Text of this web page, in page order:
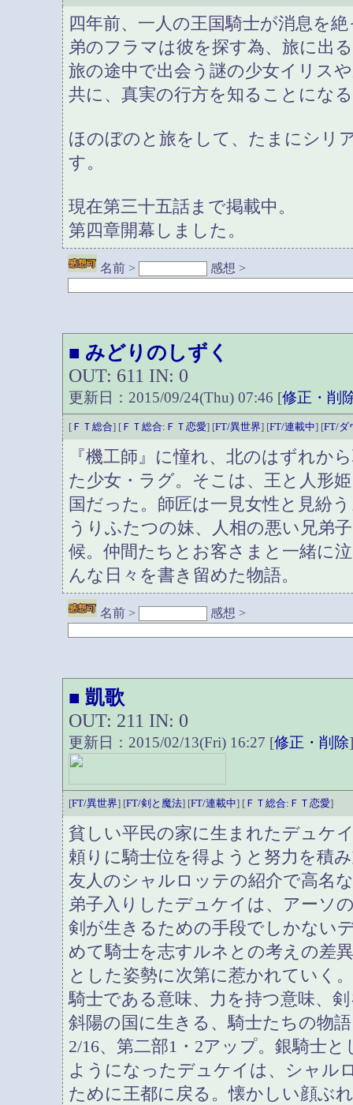
四年前、一人の王国騎士が消息を
弟のフラマは彼を探す為、旅に出
旅の途中で出会う謎の少女イリス
共に、真実の行方を知ることにな
ほのぼのと旅をして、たまにシリ
す。
現在第三十五話まで掲載中。
第四章開幕しました。
名前 > 感想 >
■ みどりのしずく
OUT: 611 IN: 0
更新日：2015/09/24(Thu) 07:46 [修正・削
[ ＦＴ総合] [ ＦＴ総合:ＦＴ恋愛] [FT/異世界] [FT/連載中] [FT/ダ
『機工師』に憧れ、北のはずれか
た少女・ラグ。そこは、王と人形
国だった。師匠は一見女性と見紛
うりふたつの妹、人相の悪い兄弟
候。仲間たちとお客さまと一緒に
んな日々を書き留めた物語。
名前 > 感想 >
■ 凱歌
OUT: 211 IN: 0
更新日：2015/02/13(Fri) 16:27 [修正・削除
[FT/異世界] [FT/剣と魔法] [FT/連載中] [ ＦＴ総合:ＦＴ恋愛]
貧しい平民の家に生まれたデュケ
頼りに騎士位を得ようと努力を積
友人のシャルロッテの紹介で高名
弟子入りしたデュケイは、アーソ
剣が生きるための手段でしかない
めて騎士を志すルネとの考えの差
とした姿勢に次第に惹かれていく
騎士である意味、力を持つ意味、
斜陽の国に生きる、騎士たちの物
2/16、第二部1・2アップ。銀騎士
ようになったデュケイは、シャル
ために王都に戻る。懐かしい顔ぶ